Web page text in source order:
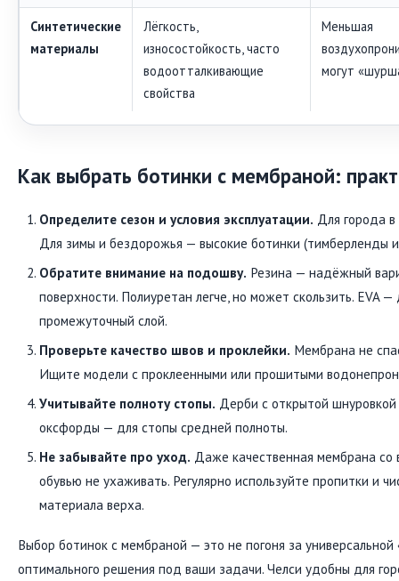
Синтетические
материалы
Лёгкость,
износостойкость, часто
водоотталкивающие
свойства
Меньшая
могут
Как выбрать ботинки с мембраной:
Определите сезон и условия эксплуатации. Для города
Для зимы и бездорожья — высокие ботинки (тимберленды
Обратите внимание на подошву. Резина — надёжный
поверхности. Полиуретан легче, но может скользить. EVA
промежуточный слой.
Проверьте качество швов и проклейки. Мембрана не
Ищите модели с проклеенными или прошитыми
Учитывайте полноту стопы. Дерби с открытой
оксфорды — для стопы средней полноты.
Не забывайте про уход. Даже качественная мембрана со
обувью не ухаживать. Регулярно используйте пропитки и
материала верха.
Выбор ботинок с мембраной — это не погоня за
оптимального решения под ваши задачи. Челси удобны для